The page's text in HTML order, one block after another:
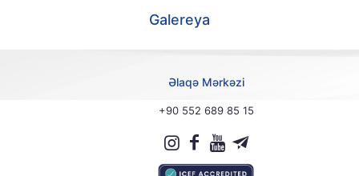
Galereya
Əlaqə Mərkəzi
+90 552 689 85 15